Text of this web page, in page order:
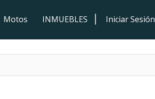
Iniciar Sesión
Motos INMUEBLES